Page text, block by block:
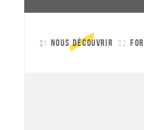
01 nous découvrir 02